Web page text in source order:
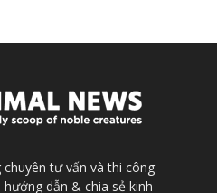
tư vấn và thi công
dẫn & chia sẻ kinh